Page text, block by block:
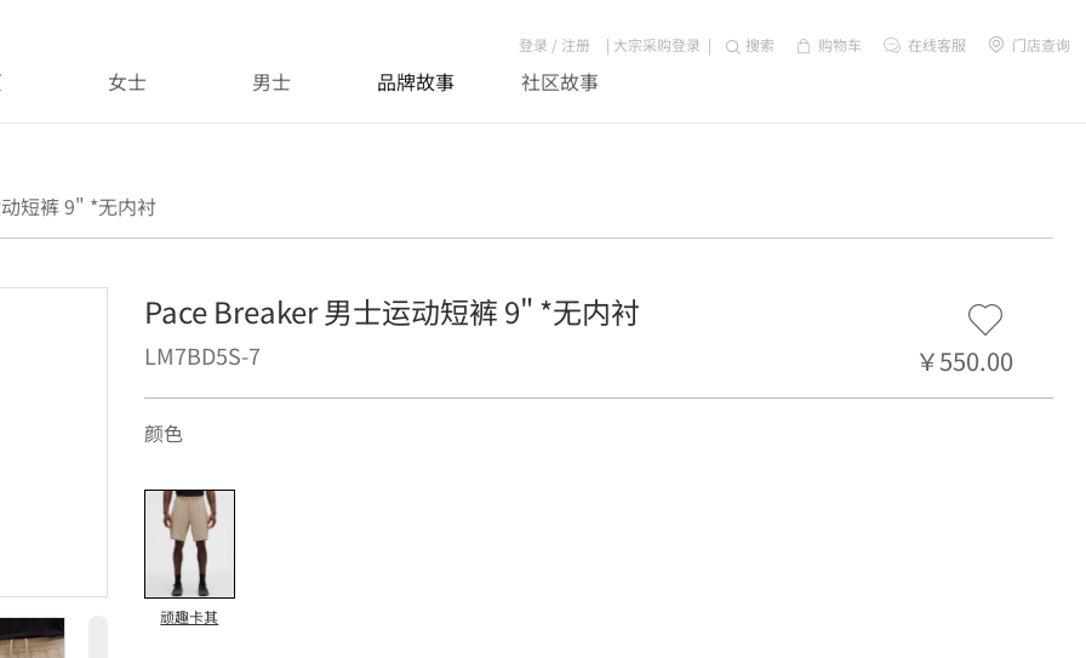
登录 / 注册 | 大宗采购登录 | 搜索 购物车 在线客服 门店查询
女士 男士 品牌故事 社区故事
短裤 9" *无内衬
Pace Breaker 男士运动短裤 9" *无内衬
LM7BD5S-7 ￥550.00
颜色
顽趣卡其